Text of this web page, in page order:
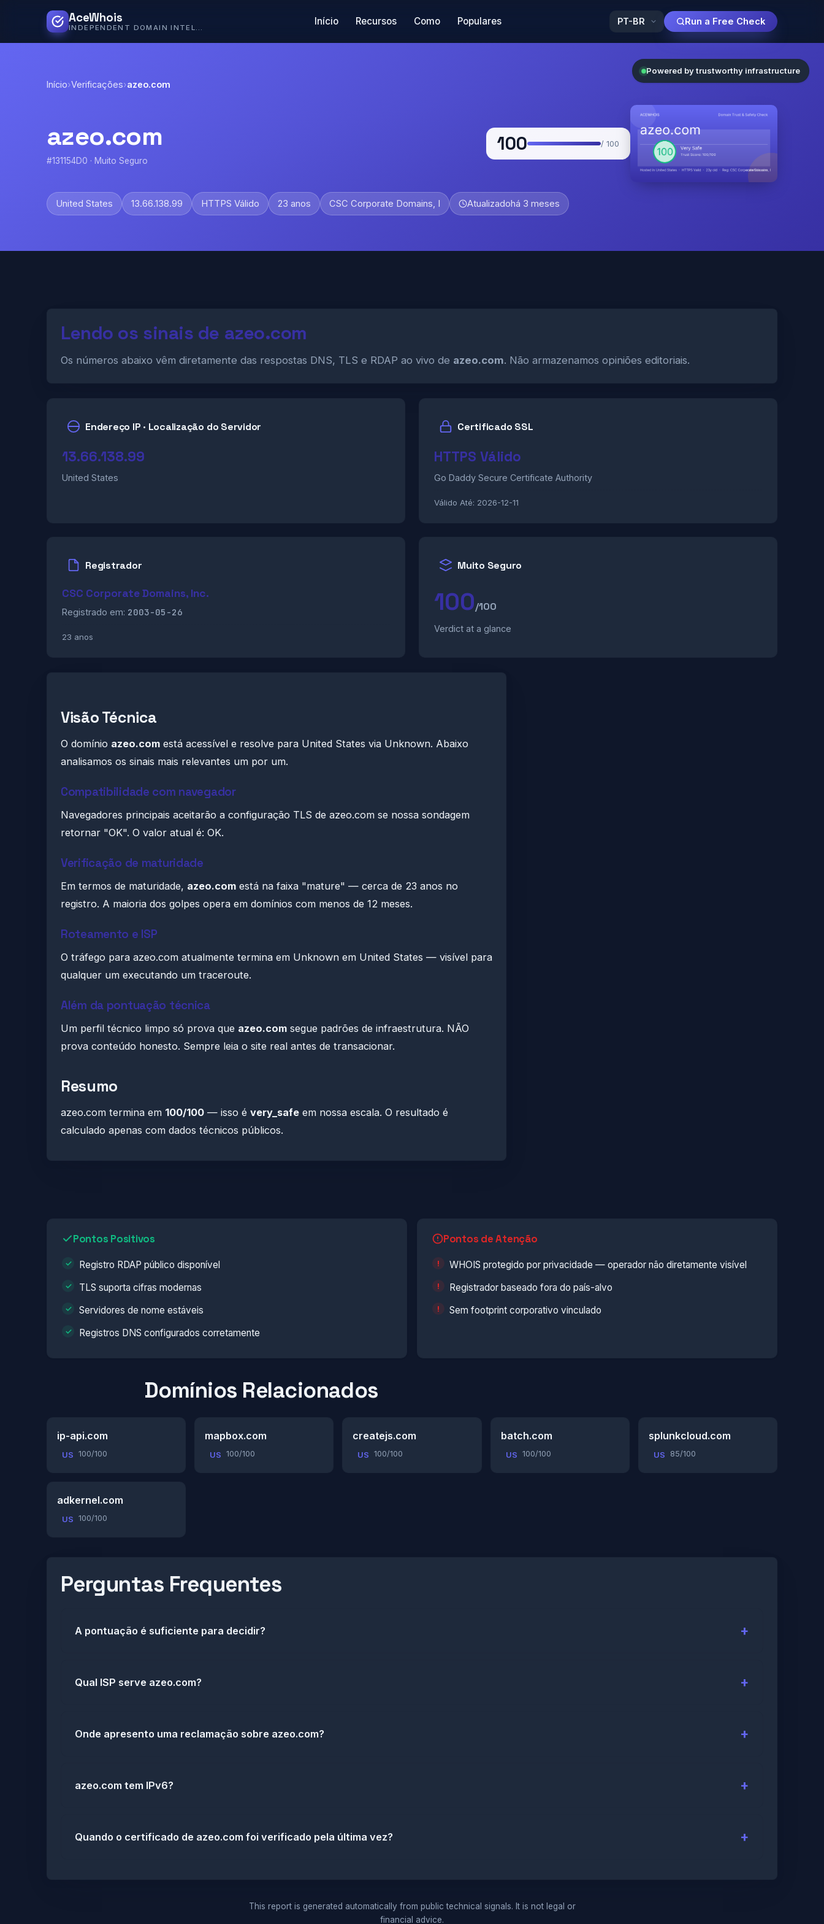
AceWhois Início Recursos Como Populares Run a Free Check
Início›Verificações›azeo.com
azeo.com
#131154D0 · Muito Seguro
100 / 100
United States 13.66.138.99 HTTPS Válido 23 anos CSC Corporate Domains, I Atualizadohá 3 meses
Lendo os sinais de azeo.com
Os números abaixo vêm diretamente das respostas DNS, TLS e RDAP ao vivo de azeo.com. Não armazenamos opiniões editoriais.
Endereço IP · Localização do Servidor
13.66.138.99
United States
Certificado SSL
HTTPS Válido
Go Daddy Secure Certificate Authority
Válido Até: 2026-12-11
Registrador
CSC Corporate Domains, Inc.
Registrado em: 2003-05-26
23 anos
Muito Seguro
100/100
Verdict at a glance
Visão Técnica
O domínio azeo.com está acessível e resolve para United States via Unknown. Abaixo
analisamos os sinais mais relevantes um por um.
Compatibilidade com navegador
Navegadores principais aceitarão a configuração TLS de azeo.com se nossa sondagem
retornar "OK". O valor atual é: OK.
Verificação de maturidade
Em termos de maturidade, azeo.com está na faixa "mature" — cerca de 23 anos no
registro. A maioria dos golpes opera em domínios com menos de 12 meses.
Roteamento e ISP
O tráfego para azeo.com atualmente termina em Unknown em United States — visível para
qualquer um executando um traceroute.
Além da pontuação técnica
Um perfil técnico limpo só prova que azeo.com segue padrões de infraestrutura. NÃO
prova conteúdo honesto. Sempre leia o site real antes de transacionar.
Resumo
azeo.com termina em 100/100 — isso é very_safe em nossa escala. O resultado é
calculado apenas com dados técnicos públicos.
Pontos Positivos
Registro RDAP público disponível
TLS suporta cifras modernas
Servidores de nome estáveis
Registros DNS configurados corretamente
Pontos de Atenção
WHOIS protegido por privacidade — operador não diretamente visível
Registrador baseado fora do país-alvo
Sem footprint corporativo vinculado
Domínios Relacionados
ip-api.com
US 100/100
mapbox.com
US 100/100
createjs.com
US 100/100
batch.com
US 100/100
splunkcloud.com
US 85/100
adkernel.com
US 100/100
Perguntas Frequentes
A pontuação é suficiente para decidir?
Qual ISP serve azeo.com?
Onde apresento uma reclamação sobre azeo.com?
azeo.com tem IPv6?
Quando o certificado de azeo.com foi verificado pela última vez?
This report is generated automatically from public technical signals. It is not legal or
financial advice.
Powered by trustworthy infrastructure